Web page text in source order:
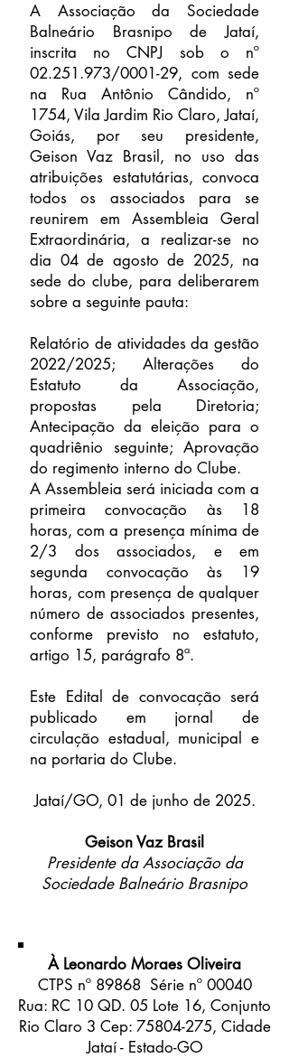
A Associação da Sociedade
Balneário Brasnipo de Jataí,
inscrita no CNPJ sob o nº
02.251.973/0001-29, com sede
na Rua Antônio Cândido, nº
1754, Vila Jardim Rio Claro, Jataí,
Goiás, por seu presidente,
Geison Vaz Brasil, no uso das
atribuições estatutárias, convoca
todos os associados para se
reunirem em Assembleia Geral
Extraordinária, a realizar-se no
dia 04 de agosto de 2025, na
sede do clube, para deliberarem
sobre a seguinte pauta:
Relatório de atividades da gestão
2022/2025; Alterações do
Estatuto da Associação,
propostas pela Diretoria;
Antecipação da eleição para o
quadriênio seguinte; Aprovação
do regimento interno do Clube.
A Assembleia será iniciada com a
primeira convocação às 18
horas, com a presença mínima de
2/3 dos associados, e em
segunda convocação às 19
horas, com presença de qualquer
número de associados presentes,
conforme previsto no estatuto,
artigo 15, parágrafo 8ª.
Este Edital de convocação será
publicado em jornal de
circulação estadual, municipal e
na portaria do Clube.
Jataí/GO, 01 de junho de 2025.
Geison Vaz Brasil
Presidente da Associação da
Sociedade Balneário Brasnipo
À Leonardo Moraes Oliveira
CTPS nº 89868 Série nº 00040
Rua: RC 10 QD. 05 Lote 16, Conjunto
Rio Claro 3 Cep: 75804-275, Cidade
Jataí - Estado-GO